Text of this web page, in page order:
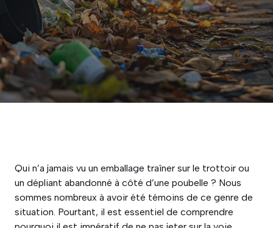
Qui n’a jamais vu un emballage traîner sur le trottoir ou
un dépliant abandonné à côté d’une poubelle ? Nous
sommes nombreux à avoir été témoins de ce genre de
situation. Pourtant, il est essentiel de comprendre